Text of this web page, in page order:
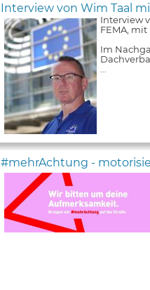
Interview von Wim Taal
Interview
FEMA,
Im
#mehrAchtung -